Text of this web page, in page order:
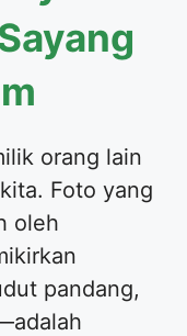
orang lain
Foto yang
oleh
pandang,